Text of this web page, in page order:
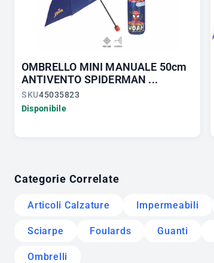
OMBRELLO MINI MANUALE 50cm
ANTIVENTO SPIDERMAN ...
SKU45035823
Disponibile
Categorie Correlate
Articoli Calzature Impermeabili
Sciarpe Foulards Guanti
Ombrelli